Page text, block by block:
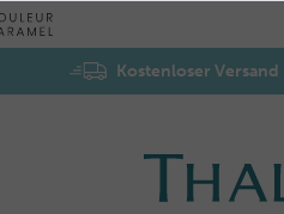
Kostenloser Versand